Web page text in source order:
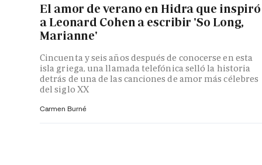
El amor de verano en Hidra que inspiró
a Leonard Cohen a escribir 'So Long,
Marianne'
Cincuenta y seis años después de conocerse en esta
isla griega, una llamada telefónica selló la historia
detrás de una de las canciones de amor más célebres
del siglo XX
Carmen Burné